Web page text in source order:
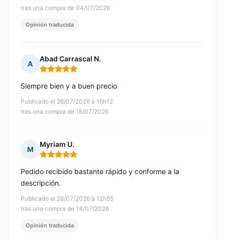
tras una compra de 04/07/2026
Opinión traducida
A
Abad Carrascal N.
Nota: 5 de 5
Publicado el 26/07/2026 à 16h12
tras una compra de 15/07/2026
Siempre bien y a buen precio
M
Myriam U.
Nota: 5 de 5
Publicado el 26/07/2026 à 12h55
tras una compra de 14/07/2026
Pedido recibido bastante rápido y conforme a la
descripción.
Opinión traducida